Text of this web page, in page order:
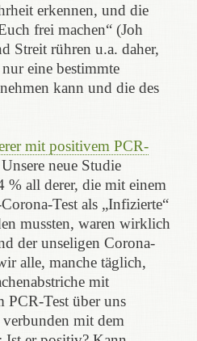
erkennen, und die
frei machen“ (Joh
Streit rühren u.a. daher,
eine bestimmte
kann und die des
mit positivem PCR-
Unsere neue Studie
% all derer, die mit einem
Test als „Infizierte“
mussten, waren wirklich
der unseligen Corona-
alle, manche täglich,
mit
PCR-Test über uns
verbunden mit dem